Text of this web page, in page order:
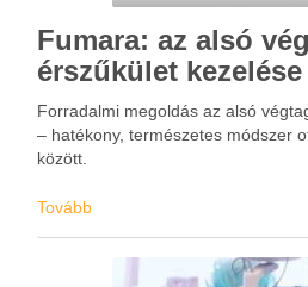
Fumara: az alsó
érszűkület
Forradalmi megoldás az alsó
– hatékony, természetes módszer
között.
Tovább